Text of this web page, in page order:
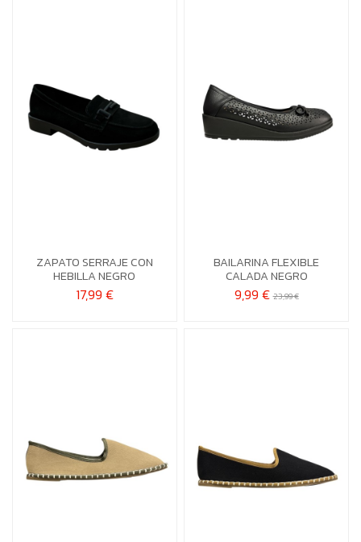
ZAPATO SERRAJE CON
HEBILLA NEGRO
17,99 €
 Añadir al carrito BAILARINA FLEXIBLE
CALADA NEGRO
9,99 €23,99 €
 Añadir al carrito